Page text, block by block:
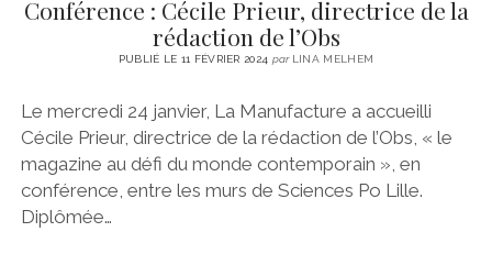
Conférence : Cécile Prieur, directrice de la
rédaction de l’Obs
PUBLIÉ LE 11 FÉVRIER 2024 parLINA MELHEM
Le mercredi 24 janvier, La Manufacture a accueilli
Cécile Prieur, directrice de la rédaction de l’Obs, « le
magazine au défi du monde contemporain », en
conférence, entre les murs de Sciences Po Lille.
Diplômée…